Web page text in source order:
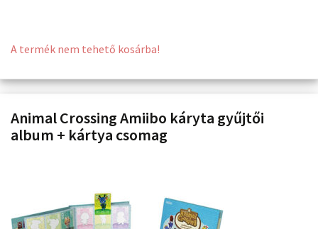
A termék nem tehető kosárba!
Animal Crossing Amiibo káryta gyűjtői
album + kártya csomag